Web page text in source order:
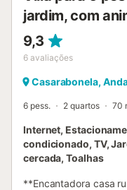
jardim, com
9,3
6 avaliações
Casarabonela,
6 pess. 2 quartos 70
Internet,
condicionado, TV,
cercada, Toalhas
**Encantadora casa